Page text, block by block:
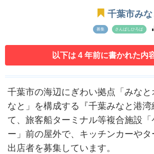
千葉市み
募集 さんばしひろば
以下は 4 年前に書かれた内
千葉市の海辺にぎわい拠点「みな
なと」を構成する『千葉みなと港
て、旅客船ターミナル等複合施設
ー」前の屋外で、キッチンカーや
出店者を募集しています。